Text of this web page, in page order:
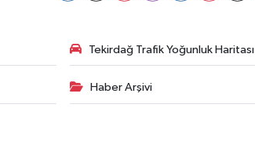
Tekirdağ Trafik Yoğunluk Haritası
Haber Arşivi